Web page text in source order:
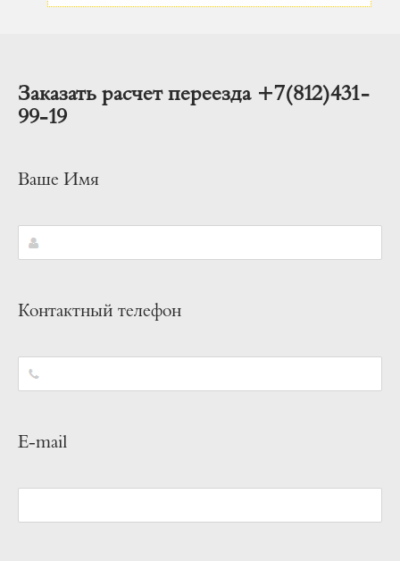
Заказать расчет переезда +7(812)431-
99-19
Ваше Имя
Контактный телефон
E-mail